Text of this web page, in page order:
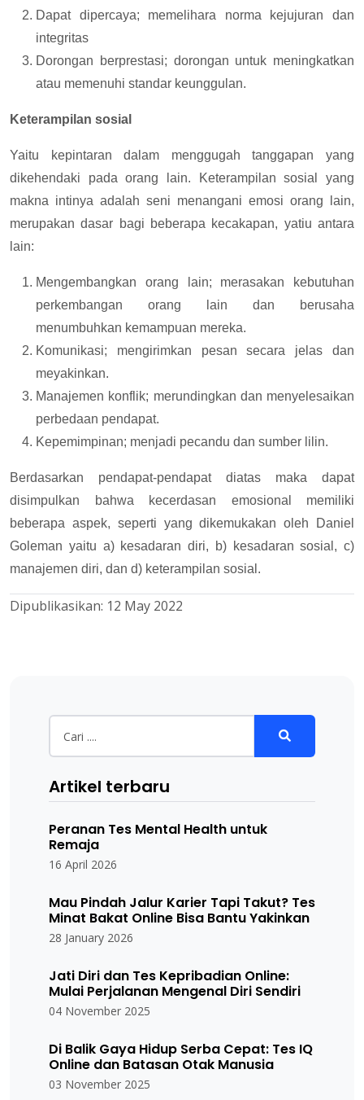
Dapat dipercaya; memelihara norma kejujuran dan
integritas
Dorongan berprestasi; dorongan untuk meningkatkan
atau memenuhi standar keunggulan.
Keterampilan sosial
Yaitu kepintaran dalam menggugah tanggapan yang
dikehendaki pada orang lain. Keterampilan sosial yang
makna intinya adalah seni menangani emosi orang lain,
merupakan dasar bagi beberapa kecakapan, yatiu antara
lain:
Mengembangkan orang lain; merasakan kebutuhan
perkembangan orang lain dan berusaha
menumbuhkan kemampuan mereka.
Komunikasi; mengirimkan pesan secara jelas dan
meyakinkan.
Manajemen konflik; merundingkan dan menyelesaikan
perbedaan pendapat.
Kepemimpinan; menjadi pecandu dan sumber lilin.
Berdasarkan pendapat-pendapat diatas maka dapat
disimpulkan bahwa kecerdasan emosional memiliki
beberapa aspek, seperti yang dikemukakan oleh Daniel
Goleman yaitu a) kesadaran diri, b) kesadaran sosial, c)
manajemen diri, dan d) keterampilan sosial.
Dipublikasikan: 12 May 2022
Artikel terbaru
Peranan Tes Mental Health untuk
Remaja
16 April 2026
Mau Pindah Jalur Karier Tapi Takut? Tes
Minat Bakat Online Bisa Bantu Yakinkan
28 January 2026
Jati Diri dan Tes Kepribadian Online:
Mulai Perjalanan Mengenal Diri Sendiri
04 November 2025
Di Balik Gaya Hidup Serba Cepat: Tes IQ
Online dan Batasan Otak Manusia
03 November 2025